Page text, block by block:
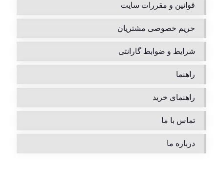
قوانین و مقررات سایت
حریم خصوصی مشتریان
شرایط و ضوابط گارانتی
راهنما
راهنمای خرید
تماس با ما
درباره ما